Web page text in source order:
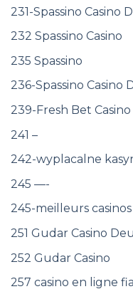
231-Spassino Casino
232 Spassino Casino
235 Spassino
236-Spassino Casino
239-Fresh Bet Casino
241 –
242-wyplacalne
245 —-
245-meilleurs
251 Gudar Casino
252 Gudar Casino
257 casino en ligne